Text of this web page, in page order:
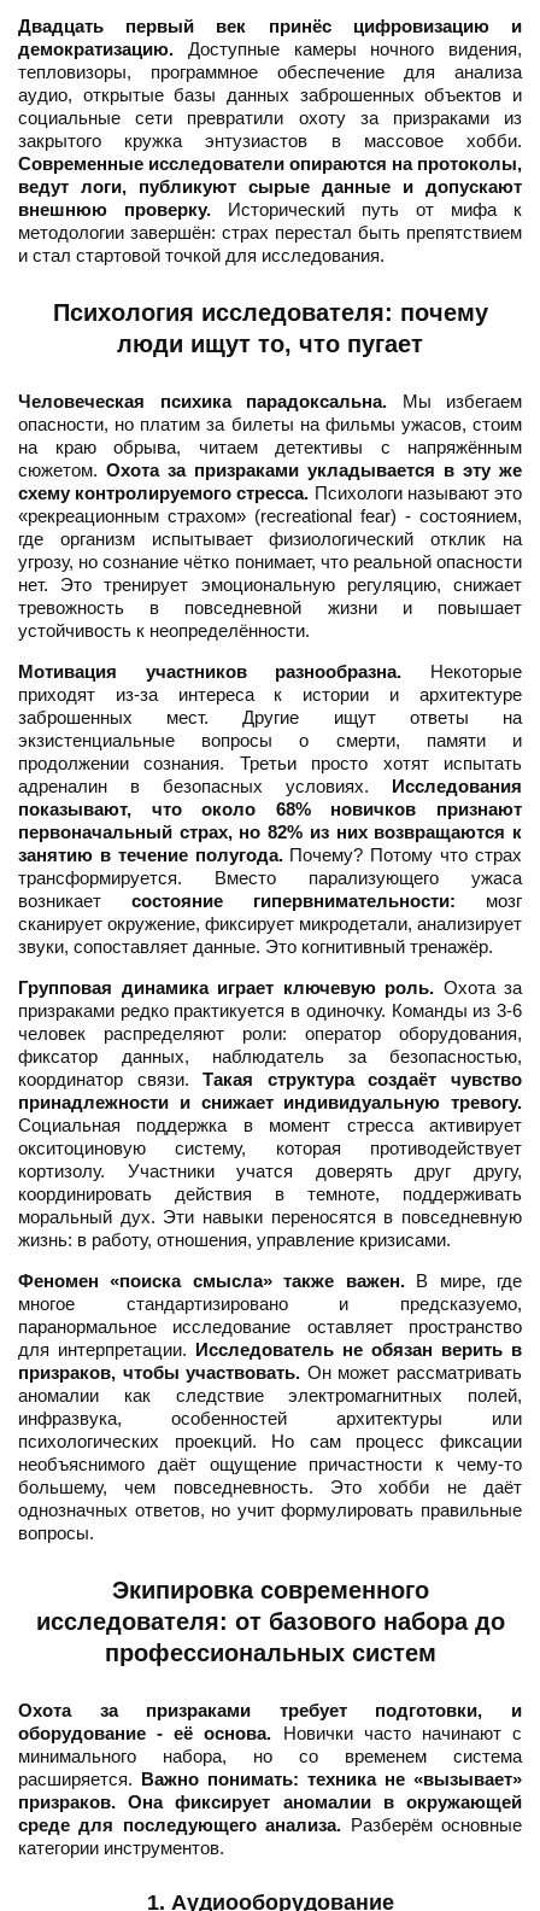
Двадцать первый век принёс цифровизацию и
демократизацию. Доступные камеры ночного видения,
тепловизоры, программное обеспечение для анализа
аудио, открытые базы данных заброшенных объектов и
социальные сети превратили охоту за призраками из
закрытого кружка энтузиастов в массовое хобби.
Современные исследователи опираются на протоколы,
ведут логи, публикуют сырые данные и допускают
внешнюю проверку. Исторический путь от мифа к
методологии завершён: страх перестал быть препятствием
и стал стартовой точкой для исследования.
Психология исследователя: почему
люди ищут то, что пугает
Человеческая психика парадоксальна. Мы избегаем
опасности, но платим за билеты на фильмы ужасов, стоим
на краю обрыва, читаем детективы с напряжённым
сюжетом. Охота за призраками укладывается в эту же
схему контролируемого стресса. Психологи называют это
«рекреационным страхом» (recreational fear) - состоянием,
где организм испытывает физиологический отклик на
угрозу, но сознание чётко понимает, что реальной опасности
нет. Это тренирует эмоциональную регуляцию, снижает
тревожность в повседневной жизни и повышает
устойчивость к неопределённости.
Мотивация участников разнообразна. Некоторые
приходят из-за интереса к истории и архитектуре
заброшенных мест. Другие ищут ответы на
экзистенциальные вопросы о смерти, памяти и
продолжении сознания. Третьи просто хотят испытать
адреналин в безопасных условиях. Исследования
показывают, что около 68% новичков признают
первоначальный страх, но 82% из них возвращаются к
занятию в течение полугода.Почему? Потому что страх
трансформируется. Вместо парализующего ужаса
возникает состояние гипервнимательности: мозг
сканирует окружение, фиксирует микродетали, анализирует
звуки, сопоставляет данные. Это когнитивный тренажёр.
Групповая динамика играет ключевую роль. Охота за
призраками редко практикуется в одиночку. Команды из 3-6
человек распределяют роли: оператор оборудования,
фиксатор данных, наблюдатель за безопасностью,
координатор связи.Такая структура создаёт чувство
принадлежности и снижает индивидуальную тревогу.
Социальная поддержка в момент стресса активирует
окситоциновую систему, которая противодействует
кортизолу. Участники учатся доверять друг другу,
координировать действия в темноте, поддерживать
моральный дух. Эти навыки переносятся в повседневную
жизнь: в работу, отношения, управление кризисами.
Феномен «поиска смысла» также важен.В мире, где
многое стандартизировано и предсказуемо,
паранормальное исследование оставляет пространство
для интерпретации. Исследователь не обязан верить в
призраков, чтобы участвовать. Он может рассматривать
аномалии как следствие электромагнитных полей,
инфразвука, особенностей архитектуры или
психологических проекций. Но сам процесс фиксации
необъяснимого даёт ощущение причастности к чему-то
большему, чем повседневность. Это хобби не даёт
однозначных ответов, но учит формулировать правильные
вопросы.
Экипировка современного
исследователя: от базового набора до
профессиональных систем
Охота за призраками требует подготовки, и
оборудование - её основа. Новички часто начинают с
минимального набора, но со временем система
расширяется. Важно понимать: техника не «вызывает»
призраков. Она фиксирует аномалии в окружающей
среде для последующего анализа. Разберём основные
категории инструментов.
1. Аудиооборудование